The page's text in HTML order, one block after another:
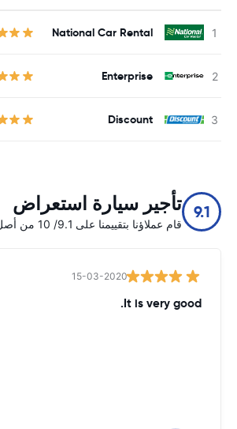
National Car Rental
Enterprise
Discount
9.1 تأجير سيارة استعراض
قام عملاؤنا بتقييمنا على 9.1/ 10 من أصل 12842
15-03-2020
It is very good.